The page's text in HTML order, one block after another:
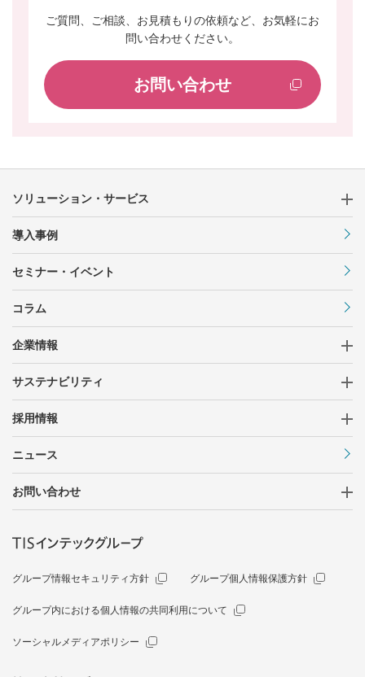
ご質問、ご相談、お見積もりの依頼など、お気軽にお
問い合わせください。
お問い合わせ
ソリューション・サービス
導入事例
セミナー・イベント
コラム
企業情報
サステナビリティ
採用情報
ニュース
お問い合わせ
グループ情報セキュリティ方針 グループ個人情報保護方針
グループ内における個人情報の共同利用について
ソーシャルメディアポリシー